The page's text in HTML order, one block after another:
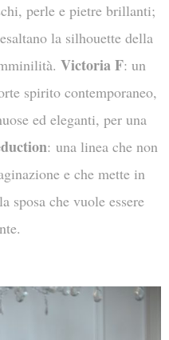
perle e pietre brillanti;
la silhouette della
Victoria F: un
spirito contemporaneo,
ed eleganti, per una
: una linea che non
e che mette in
sposa che vuole essere